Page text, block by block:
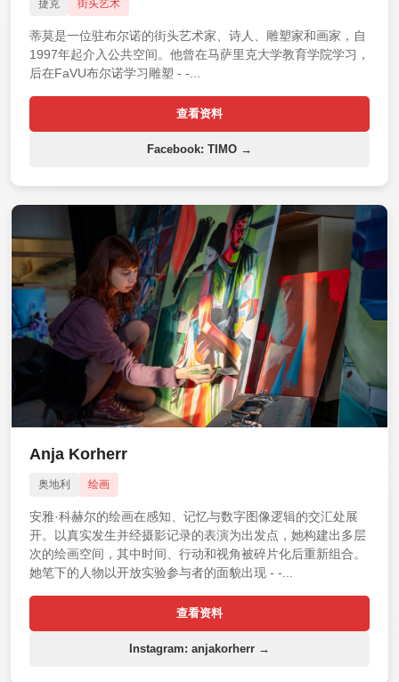
捷克 街头艺术
蒂莫是一位驻布尔诺的街头艺术家、诗人、雕塑家和画家，自
1997年起介入公共空间。他曾在马萨里克大学教育学院学习，
后在FaVU布尔诺学习雕塑 - -...
查看资料
Facebook: TIMO →
Anja Korherr
奥地利 绘画
安雅·科赫尔的绘画在感知、记忆与数字图像逻辑的交汇处展
开。以真实发生并经摄影记录的表演为出发点，她构建出多层
次的绘画空间，其中时间、行动和视角被碎片化后重新组合。
她笔下的人物以开放实验参与者的面貌出现 - -...
查看资料
Instagram: anjakorherr →